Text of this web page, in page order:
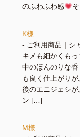
のふわふわ感
K様
- ご利用商品｜
キメも細かくも
中のほんのりな
も良く仕上がり
後のエニジェシ
ン […]
M様